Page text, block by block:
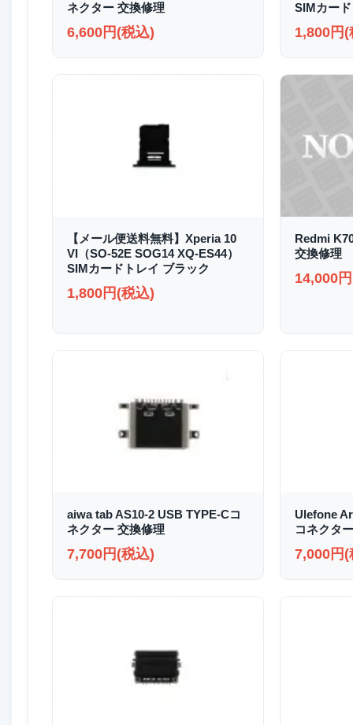
ネクター 交換修理
6,600円(税込)
SIMカー
1,800円(
【メール便送料無料】Xperia 10
VI（SO-52E SOG14 XQ-ES44）
SIMカードトレイ ブラック
1,800円(税込)
Redmi
交換修理
14,000
aiwa tab AS10-2 USB TYPE-Cコ
ネクター 交換修理
7,700円(税込)
Ulefone
コネクタ
7,000円(